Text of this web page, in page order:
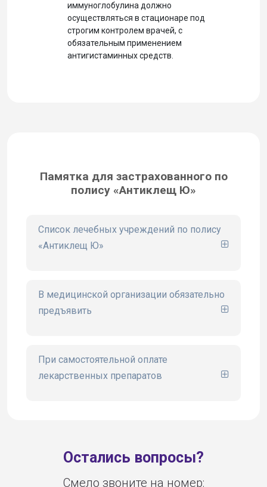
иммуноглобулина должно
осуществляться в стационаре под
строгим контролем врачей, с
обязательным применением
антигистаминных средств.
Памятка для застрахованного по
полису «Антиклещ Ю»
Список лечебных учреждений по полису
«Антиклещ Ю»
В медицинской организации обязательно
предъявить
При самостоятельной оплате
лекарственных препаратов
Остались вопросы?
Смело звоните на номер: